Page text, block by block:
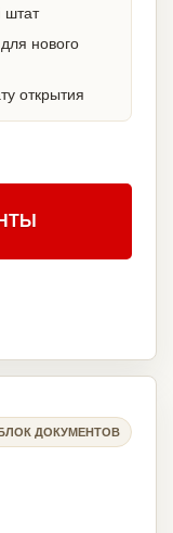
штат
нового
открытия
ДОКУМЕНТОВ